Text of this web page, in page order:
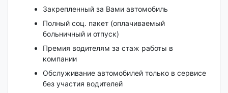
Закрепленный за Вами автомобиль
Полный соц. пакет (оплачиваемый
больничный и отпуск)
Премия водителям за стаж работы в
компании
Обслуживание автомобилей только в сервисе
без участия водителей